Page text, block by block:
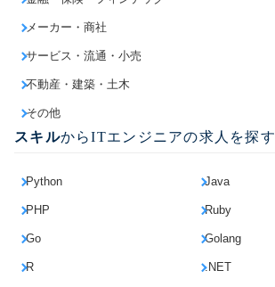
メーカー・商社
サービス・流通・小売
不動産・建築・土木
その他
スキルからITエンジニアの求人を探す
Python Java
PHP Ruby
Go Golang
R .NET